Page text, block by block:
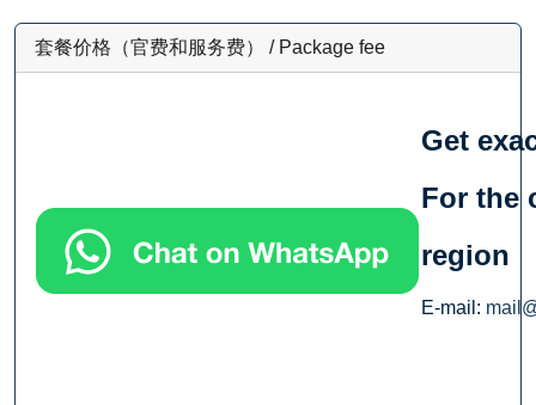
套餐价格（官费和服务费） / Package fee
Get
For the
region
E-mail: